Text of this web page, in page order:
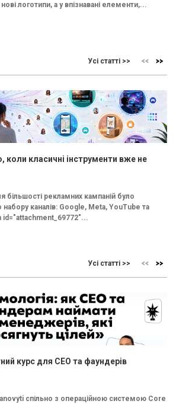
логотипи, а у впізнавані елементи,...
Усі статті >>
коли класичні інструменти вже не
більшості рекламних кампаній було
каналів: Google, Meta, YouTube та
Усі статті >>
курс для CEO та фаундерів
спільно з операційною системою Core